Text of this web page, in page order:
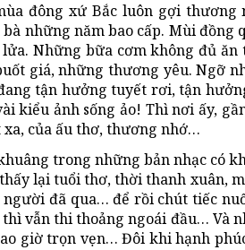
đông xứ Bắc luôn gợi
những năm bao cấp. Mùi
Những bữa cơm không đủ
giá, những thương yêu. Ngỡ
tận hưởng tuyết rơi, tận
kiểu ảnh sống ảo! Thì nơi ấy,
của ấu thơ, thương nhớ…
trong những bản nhạc có
lại tuổi thơ, thời thanh xuân,
đã qua… để rồi chút tiếc
vẫn thi thoảng ngoái đầu… Và
giờ trọn vẹn… Đôi khi hạnh